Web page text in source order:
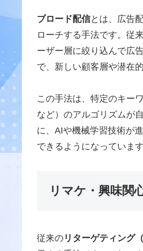
ブロード配信とは、広告
ローチする手法です。従
ーザー層に絞り込んで広
で、新しい顧客層や潜在
この手法は、特定のキー
など）のアルゴリズムが
に、AIや機械学習技術が
できるようになっています
リマケ・興味関
従来の リターゲティング